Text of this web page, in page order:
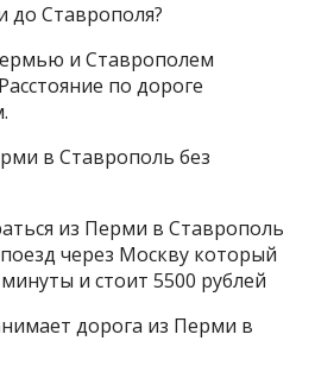
до Ставрополя?
и Ставрополем
по дороге
в Ставрополь без
из Перми в Ставрополь
через Москву который
и стоит 5500 рублей
дорога из Перми в